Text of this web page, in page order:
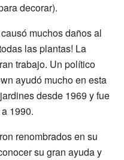
decorar).
muchos daños al
las plantas! La
trabajo. Un político
ayudó mucho en esta
desde 1969 y fue
1990.
renombrados en su
su gran ayuda y